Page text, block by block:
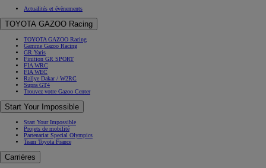
Actualités et évènements
TOYOTA GAZOO Racing
TOYOTA GAZOO Racing
Gamme Gazoo Racing
GR Yaris
Finition GR SPORT
FIA WRC
FIA WEC
Rallye Dakar / W2RC
Supra GT4
Trouvez votre Gazoo Center
Start Your Impossible
Start Your Impossible
Projets de mobilité
Partenariat Special Olympics
Team Toyota France
Carrières